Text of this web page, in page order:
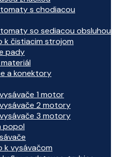
s chodiacou
so sediacou obsluhou
k čistiacim strojom
pady
a konektory
1 motor
2 motory
3 motory
popol
k vysávačom